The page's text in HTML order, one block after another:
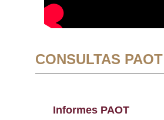
CONSULTAS PAOT
Informes PAOT